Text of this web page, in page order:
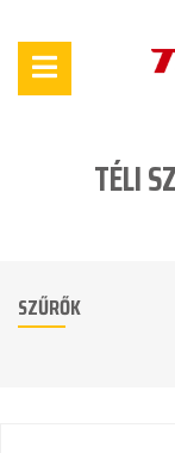
TÉLI
SZŰRŐK